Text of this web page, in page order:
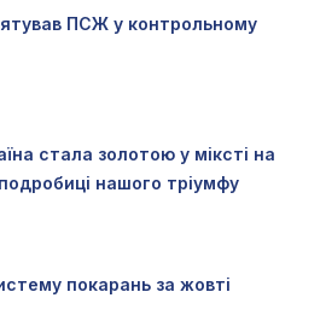
ПСЖ у контрольному
стала золотою у міксті на
нашого тріумфу
покарань за жовті